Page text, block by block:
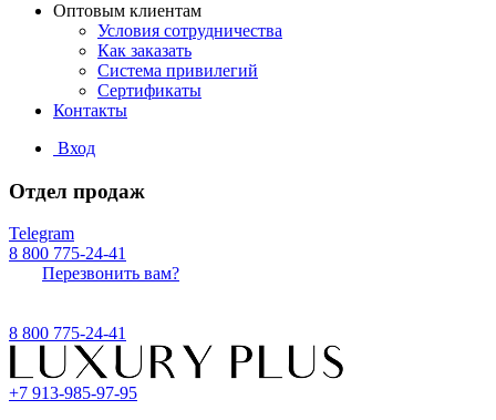
Оптовым клиентам
Условия сотрудничества
Как заказать
Система привилегий
Сертификаты
Контакты
Вход
Отдел продаж
Telegram
8 800 775-24-41
Перезвонить вам?
8 800 775-24-41
+7 913-985-97-95